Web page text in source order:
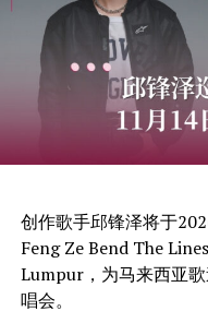
创作歌手邱锋泽将于
Feng Ze Bend The
Lumpur，为马来西亚
唱会。